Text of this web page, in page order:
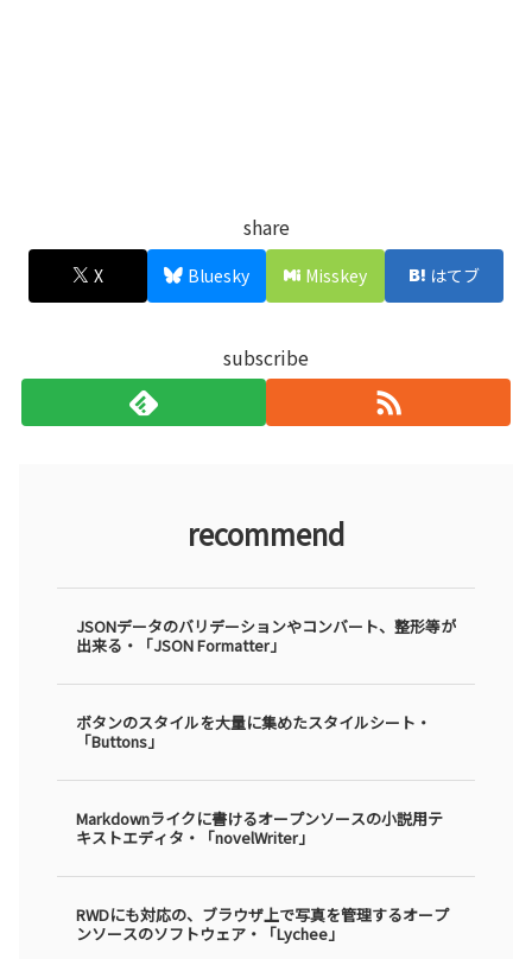
share
X Bluesky Misskey はてブ
subscribe
recommend
JSONデータのバリデーションやコンバート、整形等が
出来る・「JSON Formatter」
ボタンのスタイルを大量に集めたスタイルシート・
「Buttons」
Markdownライクに書けるオープンソースの小説用テ
キストエディタ・「novelWriter」
RWDにも対応の、ブラウザ上で写真を管理するオープ
ンソースのソフトウェア・「Lychee」